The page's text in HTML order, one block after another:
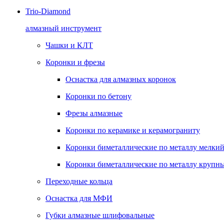
Trio-Diamond
алмазный инструмент
Чашки и КЛТ
Коронки и фрезы
Оснастка для алмазных коронок
Коронки по бетону
Фрезы алмазные
Коронки по керамике и керамограниту
Коронки биметаллические по металлу
Коронки биметаллические по металлу
Переходные кольца
Оснастка для МФИ
Губки алмазные шлифовальные